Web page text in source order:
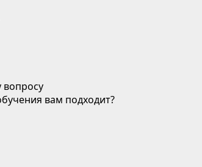
вам подходит?